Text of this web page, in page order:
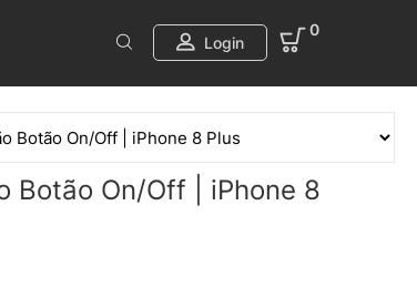
Login
0
Botão On/Off | iPhone 8